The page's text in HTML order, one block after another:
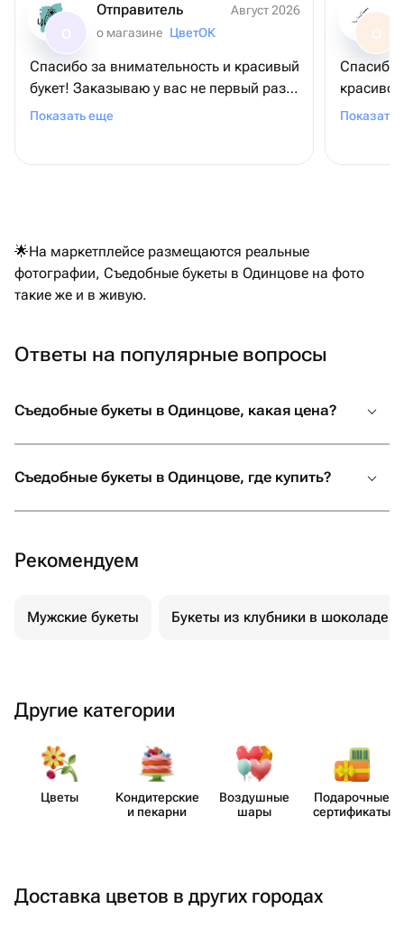
Отправитель
Август 2026
о магазине ЦветОК
Спасибо за внимательность и красивый
букет! Заказываю у вас не первый раз,
каждый раз - супер, очень ценно 🩶
Показать еще
О
Спасибо
красиво!
в такую
Показать
🌟На маркетплейсе размещаются реальные
фотографии, Съедобные букеты в Одинцове на фото
такие же и в живую.
Ответы на популярные вопросы
Съедобные букеты в Одинцове, какая цена?
Съедобные букеты в Одинцове, где купить?
Рекомендуем
Мужские букеты Букеты из клубники в шоколаде
Другие категории
Цветы
Кондит​ерские
и пекарни
Воздушные
шары
Пода​рочные
серти​фикаты
Доставка цветов в других городах